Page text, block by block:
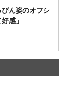
ん姿のオフシ
感」